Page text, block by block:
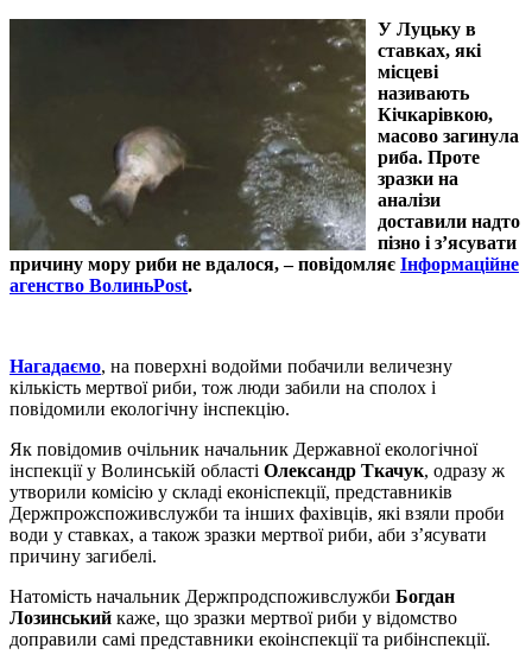
У Луцьку в
ставках, які
місцеві
називають
Кічкарівкою,
масово загинула
риба. Проте
зразки на
аналізи
доставили надто
пізно і з’ясувати
причину мору риби не вдалося, – повідомляє Інформаційне
агенство ВолиньPost.
Нагадаємо, на поверхні водойми побачили величезну
кількість мертвої риби, тож люди забили на сполох і
повідомили екологічну інспекцію.
Як повідомив очільник начальник Державної екологічної
інспекції у Волинській області Олександр Ткачук, одразу ж
утворили комісію у складі еконіспекції, представників
Держпрожспоживслужби та інших фахівців, які взяли проби
води у ставках, а також зразки мертвої риби, аби з’ясувати
причину загибелі.
Натомість начальник Держпродспоживслужби Богдан
Лозинський каже, що зразки мертвої риби у відомство
доправили самі представники екоінспекції та рибінспекції.